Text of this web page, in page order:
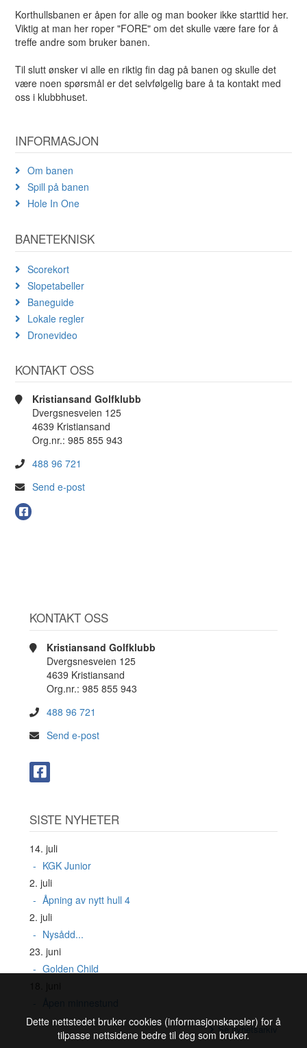
Korthullsbanen er åpen for alle og man booker ikke starttid her.
Viktig at man her roper "FORE" om det skulle være fare for å
treffe andre som bruker banen.
Til slutt ønsker vi alle en riktig fin dag på banen og skulle det
være noen spørsmål er det selvfølgelig bare å ta kontakt med
oss i klubbhuset.
INFORMASJON
Om banen
Spill på banen
Hole In One
BANETEKNISK
Scorekort
Slopetabeller
Baneguide
Lokale regler
Dronevideo
KONTAKT OSS
Kristiansand Golfklubb
Dvergsnesveien 125
4639 Kristiansand
Org.nr.: 985 855 943
488 96 721
Send e-post
KONTAKT OSS
Kristiansand Golfklubb
Dvergsnesveien 125
4639 Kristiansand
Org.nr.: 985 855 943
488 96 721
Send e-post
SISTE NYHETER
14. juli
KGK Junior
2. juli
Åpning av nytt hull 4
2. juli
Nysådd...
23. juni
Golden Child
Se nyhetsarkiv
Dette nettstedet bruker cookies (informasjonskapsler) for å
tilpasse nettsidene bedre til deg som bruker.